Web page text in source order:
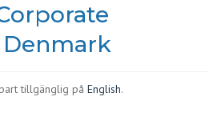
Denmark
tillgänglig på English.